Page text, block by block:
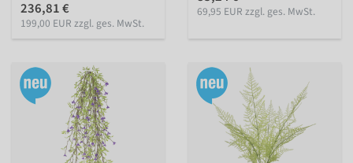
236,81 €
199,00 EUR zzgl. ges. MwSt.
69,95 EUR zzgl. ges. MwSt.